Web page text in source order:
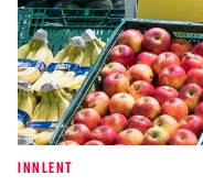
INNLENT